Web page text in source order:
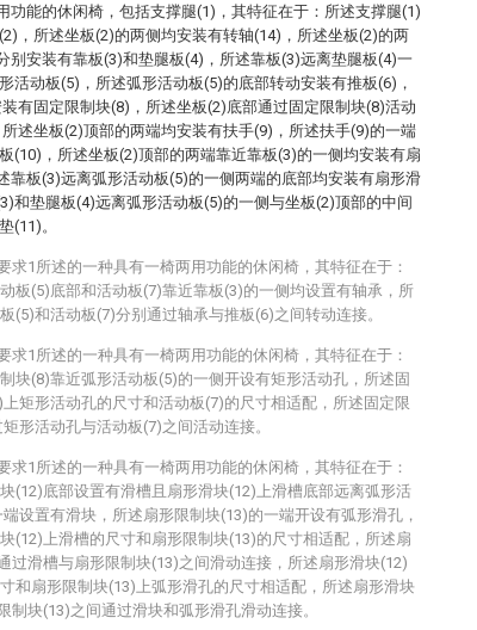
功能的休闲椅，包括支撑腿(1)，其特征在于：所述支撑腿(1)
，所述坐板(2)的两侧均安装有转轴(14)，所述坐板(2)的两
别安装有靠板(3)和垫腿板(4)，所述靠板(3)远离垫腿板(4)一
活动板(5)，所述弧形活动板(5)的底部转动安装有推板(6)，
有固定限制块(8)，所述坐板(2)底部通过固定限制块(8)活动
述坐板(2)顶部的两端均安装有扶手(9)，所述扶手(9)的一端
(10)，所述坐板(2)顶部的两端靠近靠板(3)的一侧均安装有扇
靠板(3)远离弧形活动板(5)的一侧两端的底部均安装有扇形滑
和垫腿板(4)远离弧形活动板(5)的一侧与坐板(2)顶部的中间
(11)。
求1所述的一种具有一椅两用功能的休闲椅，其特征在于：
板(5)底部和活动板(7)靠近靠板(3)的一侧均设置有轴承，所
(5)和活动板(7)分别通过轴承与推板(6)之间转动连接。
求1所述的一种具有一椅两用功能的休闲椅，其特征在于：
块(8)靠近弧形活动板(5)的一侧开设有矩形活动孔，所述固
矩形活动孔的尺寸和活动板(7)的尺寸相适配，所述固定限
形活动孔与活动板(7)之间活动连接。
求1所述的一种具有一椅两用功能的休闲椅，其特征在于：
(12)底部设置有滑槽且扇形滑块(12)上滑槽底部远离弧形活
设置有滑块，所述扇形限制块(13)的一端开设有弧形滑孔，
(12)上滑槽的尺寸和扇形限制块(13)的尺寸相适配，所述扇
过滑槽与扇形限制块(13)之间滑动连接，所述扇形滑块(12)
和扇形限制块(13)上弧形滑孔的尺寸相适配，所述扇形滑块
制块(13)之间通过滑块和弧形滑孔滑动连接。